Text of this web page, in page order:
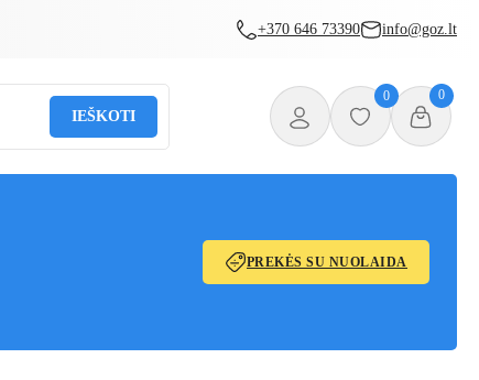
+370 646 73390 info@goz.lt
IEŠKOTI
0 0
PREKĖS SU NUOLAIDA